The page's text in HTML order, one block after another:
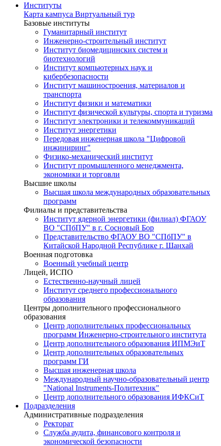
Институты
Карта кампуса Виртуальный тур
Базовые институты
Гуманитарный институт
Инженерно-строительный институт
Институт биомедицинских систем и
биотехнологий
Институт компьютерных наук и
кибербезопасности
Институт машиностроения, материалов и
транспорта
Институт физики и математики
Институт физической культуры, спорта и туризма
Институт электроники и телекоммуникаций
Институт энергетики
Передовая инженерная школа "Цифровой
инжиниринг"
Физико-механический институт
Институт промышленного менеджмента,
экономики и торговли
Высшие школы
Высшая школа международных образовательных
программ
Филиалы и представительства
Институт ядерной энергетики (филиал) ФГАОУ
ВО "СПбПУ" в г. Сосновый Бор
Представительство ФГАОУ ВО "СПбПУ" в
Китайской Народной Республике г. Шанхай
Военная подготовка
Военный учебный центр
Лицей, ИСПО
Естественно-научный лицей
Институт среднего профессионального
образования
Центры дополнительного профессионального
образования
Центр дополнительных профессиональных
программ Инженерно-строительного института
Центр дополнительного образования ИПМЭиТ
Центр дополнительных образовательных
программ ГИ
Высшая инженерная школа
Международный научно-образовательный центр
"National Instruments-Политехник"
Центр дополнительного образования ИФКСиТ
Подразделения
Административные подразделения
Ректорат
Служба аудита, финансового контроля и
экономической безопасности